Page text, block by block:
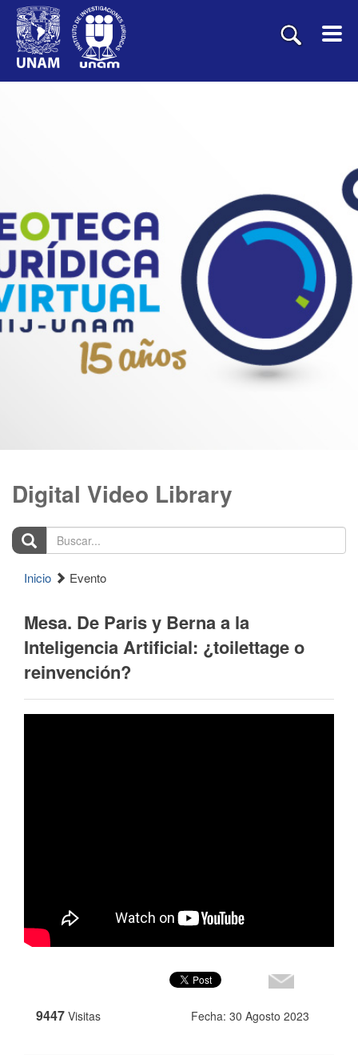
Digital Video Library
Buscar...
Inicio Evento
Mesa. De Paris y Berna a la
Inteligencia Artificial: ¿toilettage o
reinvención?
9447 Visitas Fecha: 30 Agosto 2023